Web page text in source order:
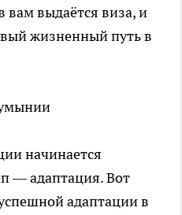
вам выдаётся виза, и
жизненный путь в
начинается
— адаптация. Вот
адаптации в